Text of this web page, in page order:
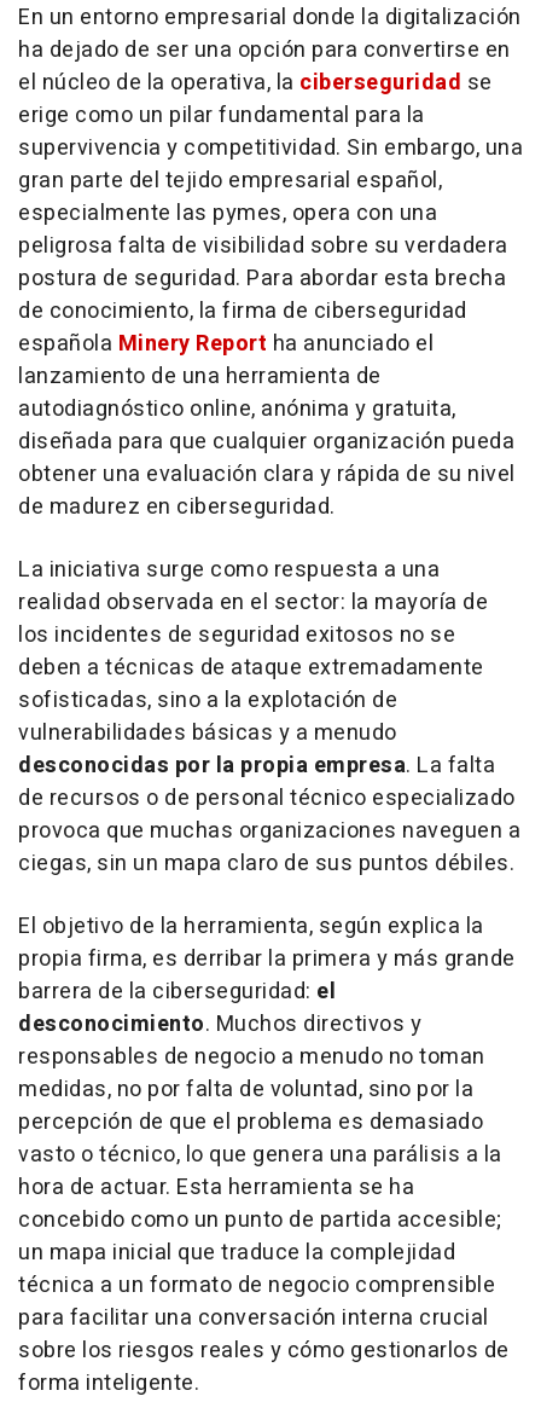
En un entorno empresarial donde la digitalización
ha dejado de ser una opción para convertirse en
el núcleo de la operativa, la ciberseguridad se
erige como un pilar fundamental para la
supervivencia y competitividad. Sin embargo, una
gran parte del tejido empresarial español,
especialmente las pymes, opera con una
peligrosa falta de visibilidad sobre su verdadera
postura de seguridad. Para abordar esta brecha
de conocimiento, la firma de ciberseguridad
española Minery Report ha anunciado el
lanzamiento de una herramienta de
autodiagnóstico online, anónima y gratuita,
diseñada para que cualquier organización pueda
obtener una evaluación clara y rápida de su nivel
de madurez en ciberseguridad.
La iniciativa surge como respuesta a una
realidad observada en el sector: la mayoría de
los incidentes de seguridad exitosos no se
deben a técnicas de ataque extremadamente
sofisticadas, sino a la explotación de
vulnerabilidades básicas y a menudo
desconocidas por la propia empresa. La falta
de recursos o de personal técnico especializado
provoca que muchas organizaciones naveguen a
ciegas, sin un mapa claro de sus puntos débiles.
El objetivo de la herramienta, según explica la
propia firma, es derribar la primera y más grande
barrera de la ciberseguridad: el
desconocimiento. Muchos directivos y
responsables de negocio a menudo no toman
medidas, no por falta de voluntad, sino por la
percepción de que el problema es demasiado
vasto o técnico, lo que genera una parálisis a la
hora de actuar. Esta herramienta se ha
concebido como un punto de partida accesible;
un mapa inicial que traduce la complejidad
técnica a un formato de negocio comprensible
para facilitar una conversación interna crucial
sobre los riesgos reales y cómo gestionarlos de
forma inteligente.